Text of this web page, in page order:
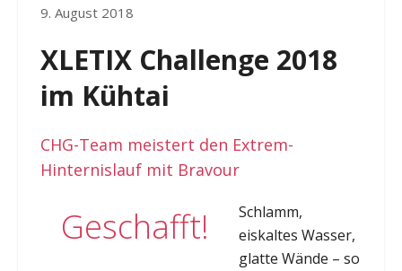
9. August 2018
XLETIX Challenge 2018
im Kühtai
CHG-Team meistert den Extrem-
Hinternislauf mit Bravour
Geschafft!
Schlamm,
eiskaltes Wasser,
glatte Wände – so